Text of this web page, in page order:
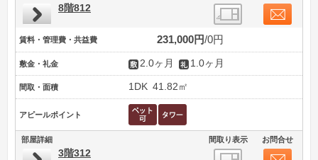
8階812
賃料・管理費・共益費 231,000円 0円
敷金・礼金 2.0ヶ月 1.0ヶ月
間取・面積 1DK 41.82㎡
アピールポイント
部屋詳細 間取り表示 お問合せ
3階312